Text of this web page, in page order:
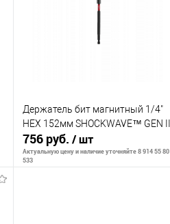
Держатель бит магнитный 1/4"
HEX 152мм SHOCKWAVE™ GEN II
756 руб. / шт
Актуальную цену и наличие уточняйте 8 914 55 80
533